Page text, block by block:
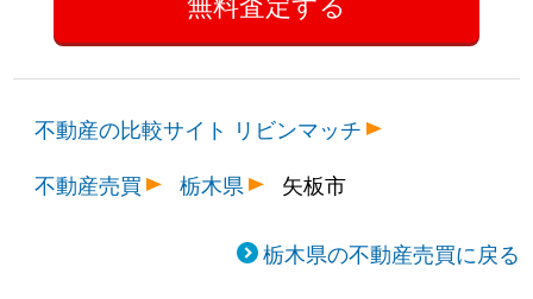
不動産の比較サイト リビンマッチ
不動産売買
栃木県 矢板市
栃木県の不動産売買に戻る